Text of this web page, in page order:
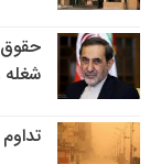
حقوق
شغله